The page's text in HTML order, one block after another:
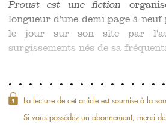
Proust est une fiction
longueur d'une demi-page à
le jour sur son site par
surgissements nés de sa
La lecture de cet article est soumise à la
Si vous possédez un abonnement, merci